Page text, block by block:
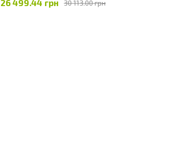
30 113.00 грн
26 499.44 грн